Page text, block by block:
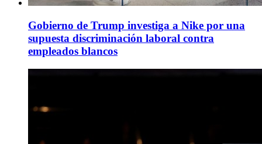
Gobierno de Trump investiga a Nike por una
supuesta discriminación laboral contra
empleados blancos